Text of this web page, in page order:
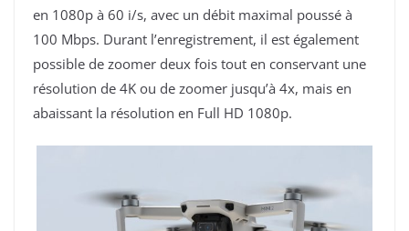
en 1080p à 60 i/s, avec un débit maximal poussé à
100 Mbps. Durant l’enregistrement, il est également
possible de zoomer deux fois tout en conservant une
résolution de 4K ou de zoomer jusqu’à 4x, mais en
abaissant la résolution en Full HD 1080p.